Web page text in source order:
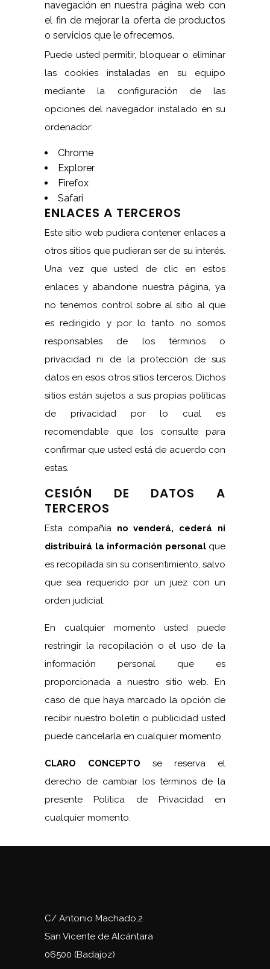
navegación en nuestra página web con
el fin de mejorar la oferta de productos
o servicios que le ofrecemos.
Puede usted permitir, bloquear o eliminar
las cookies instaladas en su equipo
mediante la configuración de las
opciones del navegador instalado en su
ordenador:
Chrome
Explorer
Firefox
Safari
ENLACES A TERCEROS
Este sitio web pudiera contener enlaces a
otros sitios que pudieran ser de su interés.
Una vez que usted de clic en estos
enlaces y abandone nuestra página, ya
no tenemos control sobre al sitio al que
es redirigido y por lo tanto no somos
responsables de los términos o
privacidad ni de la protección de sus
datos en esos otros sitios terceros. Dichos
sitios están sujetos a sus propias políticas
de privacidad por lo cual es
recomendable que los consulte para
confirmar que usted está de acuerdo con
estas.
CESIÓN DE DATOS A
TERCEROS
Esta compañía no venderá, cederá ni
distribuirá la información personalque
es recopilada sin su consentimiento, salvo
que sea requerido por un juez con un
orden judicial.
En cualquier momento usted puede
restringir la recopilación o el uso de la
información personal que es
proporcionada a nuestro sitio web. En
caso de que haya marcado la opción de
recibir nuestro boletín o publicidad usted
puede cancelarla en cualquier momento.
CLARO CONCEPTO se reserva el
derecho de cambiar los términos de la
presente Política de Privacidad en
cualquier momento.
C/ Antonio Machado,2
San Vicente de Alcántara
06500 (Badajoz)